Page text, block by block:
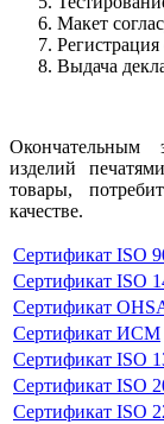
Макет
Выдача
Окончательным
изделий
товары,
качестве.
Сертификат ISO
Сертификат ISO
Сертификат
Сертификат ИСМ
Сертификат ISO
Сертификат ISO
Сертификат ISO